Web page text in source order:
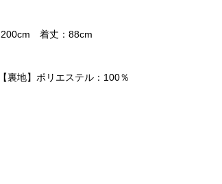
200cm 着丈：88cm
地】ポリエステル：100％